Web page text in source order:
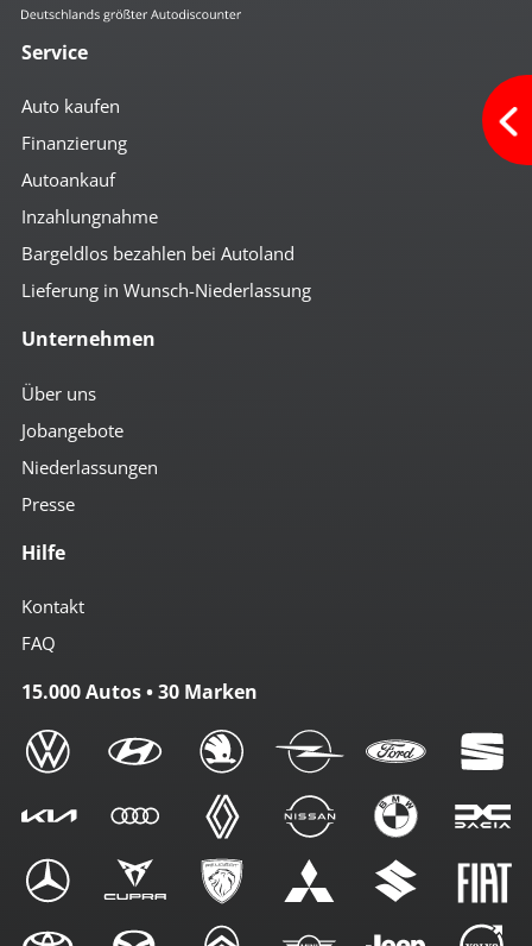
Service
Auto kaufen
Finanzierung
Autoankauf
Inzahlungnahme
Bargeldlos bezahlen bei Autoland
Lieferung in Wunsch-Niederlassung
Unternehmen
Über uns
Jobangebote
Niederlassungen
Presse
Hilfe
Kontakt
FAQ
15.000 Autos • 30 Marken